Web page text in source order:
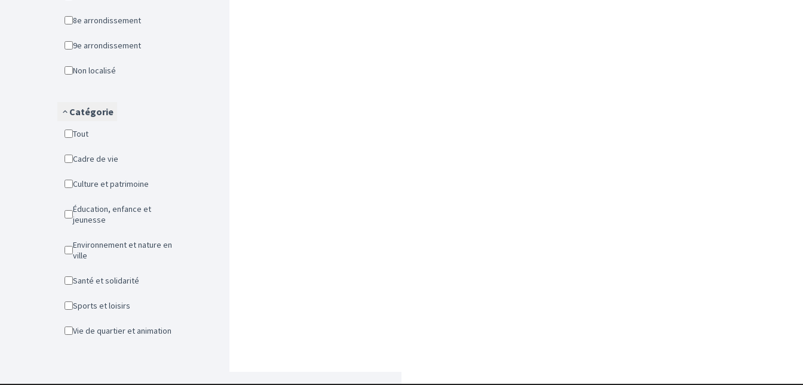
8e arrondissement
9e arrondissement
Non localisé
Catégorie
Tout
Cadre de vie
Culture et patrimoine
Éducation, enfance et
jeunesse
Environnement et nature en
ville
Santé et solidarité
Sports et loisirs
Vie de quartier et animation